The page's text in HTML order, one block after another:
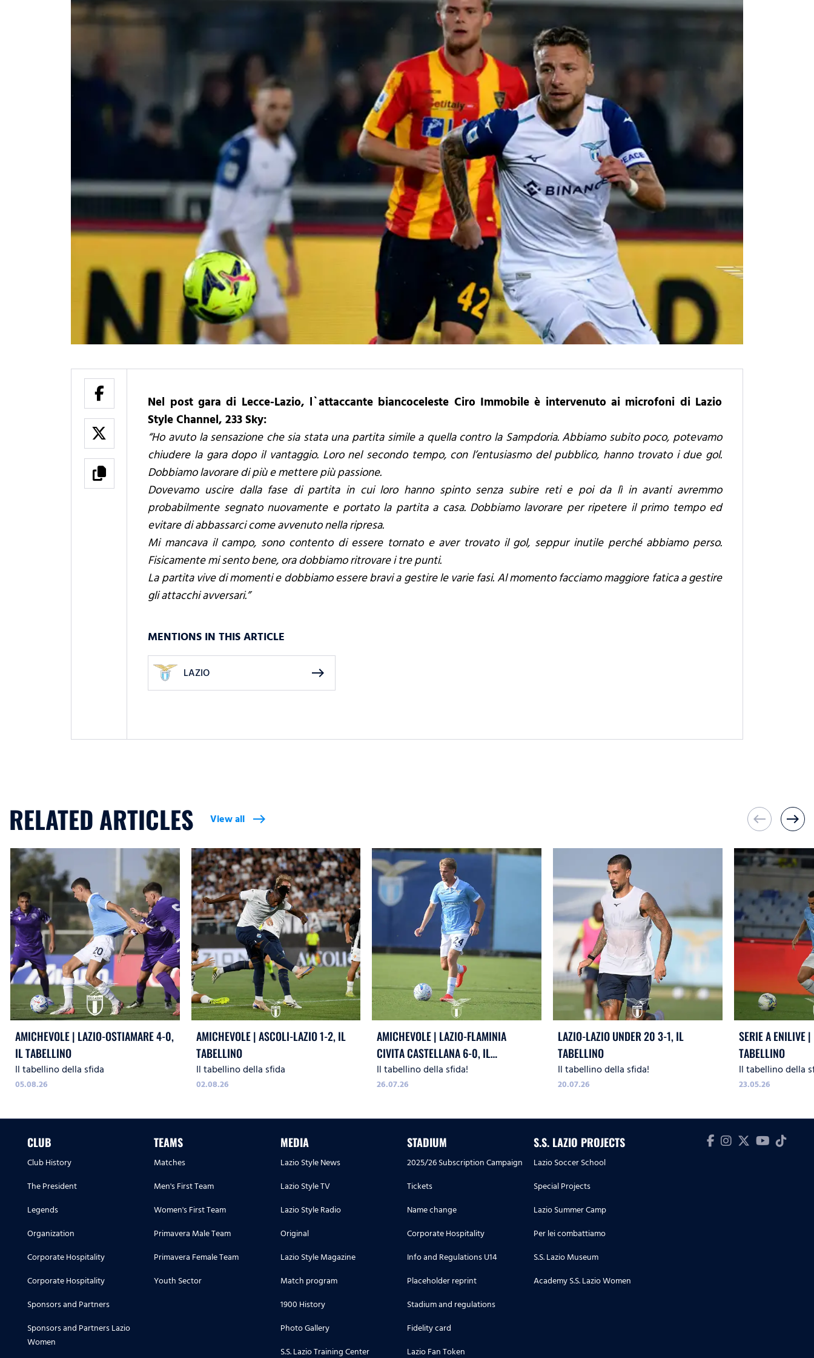
Nel post gara di Lecce-Lazio, l`attaccante biancoceleste Ciro Immobile è intervenuto ai microfoni di Lazio
Style Channel, 233 Sky:
“Ho avuto la sensazione che sia stata una partita simile a quella contro la Sampdoria. Abbiamo subito poco, potevamo
chiudere la gara dopo il vantaggio. Loro nel secondo tempo, con l’entusiasmo del pubblico, hanno trovato i due gol.
Dobbiamo lavorare di più e mettere più passione.
Dovevamo uscire dalla fase di partita in cui loro hanno spinto senza subire reti e poi da lì in avanti avremmo
probabilmente segnato nuovamente e portato la partita a casa. Dobbiamo lavorare per ripetere il primo tempo ed
evitare di abbassarci come avvenuto nella ripresa.
Mi mancava il campo, sono contento di essere tornato e aver trovato il gol, seppur inutile perché abbiamo perso.
Fisicamente mi sento bene, ora dobbiamo ritrovare i tre punti.
La partita vive di momenti e dobbiamo essere bravi a gestire le varie fasi. Al momento facciamo maggiore fatica a gestire
gli attacchi avversari.”
MENTIONS IN THIS ARTICLE
LAZIO east
RELATED ARTICLES View all east west east
AMICHEVOLE | LAZIO-OSTIAMARE 4-0,
IL TABELLINO
Il tabellino della sfida
05.08.26
AMICHEVOLE | ASCOLI-LAZIO 1-2, IL
TABELLINO
Il tabellino della sfida
02.08.26
AMICHEVOLE | LAZIO-FLAMINIA
CIVITA CASTELLANA 6-0, IL
TABELLINO
Il tabellino della sfida!
26.07.26
LAZIO-LAZIO UNDER 20 3-1, IL
TABELLINO
Il tabellino della sfida!
20.07.26
SERIE A ENILIVE
TABELLINO
Il tabellino della
23.05.26
CLUB
Club History
The President
Legends
Organization
Corporate Hospitality
Corporate Hospitality
Sponsors and Partners
Sponsors and Partners Lazio
Women
TEAMS
Matches
Men's First Team
Women's First Team
Primavera Male Team
Primavera Female Team
Youth Sector
MEDIA
Lazio Style News
Lazio Style TV
Lazio Style Radio
Original
Lazio Style Magazine
Match program
1900 History
Photo Gallery
S.S. Lazio Training Center
STADIUM
2025/26 Subscription Campaign
Tickets
Name change
Corporate Hospitality
Info and Regulations U14
Placeholder reprint
Stadium and regulations
Fidelity card
Lazio Fan Token
S.S. LAZIO PROJECTS
Lazio Soccer School
Special Projects
Lazio Summer Camp
Per lei combattiamo
S.S. Lazio Museum
Academy S.S. Lazio Women